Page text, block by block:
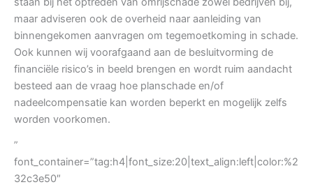
maar adviseren ook de overheid naar aanleiding van
binnengekomen aanvragen om tegemoetkoming in schade.
Ook kunnen wij voorafgaand aan de besluitvorming de
financiële risico’s in beeld brengen en wordt ruim aandacht
besteed aan de vraag hoe planschade en/of
nadeelcompensatie kan worden beperkt en mogelijk zelfs
worden voorkomen.
”
font_container=”tag:h4|font_size:20|text_align:left|color:%2
32c3e50″